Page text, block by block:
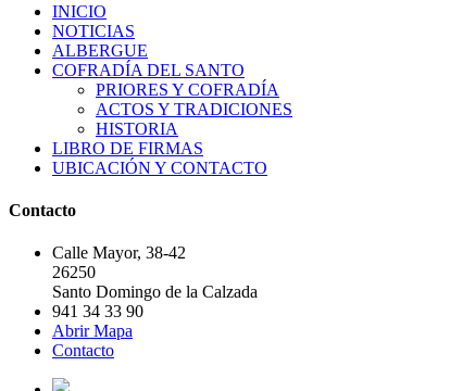
INICIO
NOTICIAS
ALBERGUE
COFRADÍA DEL SANTO
PRIORES Y COFRADÍA
ACTOS Y TRADICIONES
HISTORIA
LIBRO DE FIRMAS
UBICACIÓN Y CONTACTO
Contacto
Calle Mayor, 38-42
26250
Santo Domingo de la Calzada
941 34 33 90
Abrir Mapa
Contacto